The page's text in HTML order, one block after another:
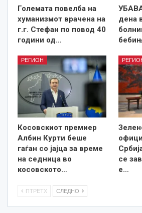
Големата повелба на
хуманизмот врачена на
г.г. Стефан по повод 40
години од…
дена
РЕГИОН
Косовскиот премиер
Албин Курти беше
гаѓан со јајца за време
на седница во
косовското…
се
е…
ПТРЕТХ СЛЕДНО